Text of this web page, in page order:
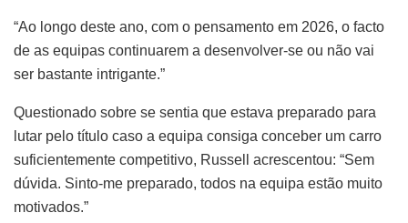
“Ao longo deste ano, com o pensamento em 2026, o facto
de as equipas continuarem a desenvolver-se ou não vai
ser bastante intrigante.”
Questionado sobre se sentia que estava preparado para
lutar pelo título caso a equipa consiga conceber um carro
suficientemente competitivo, Russell acrescentou: “Sem
dúvida. Sinto-me preparado, todos na equipa estão muito
motivados.”